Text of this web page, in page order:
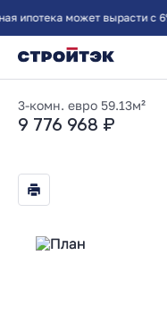
2-
3-комн. евро 59.13м²
9 776 968 ₽